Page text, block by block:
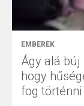
EMBEREK
Ágy alá búj
hogy
fog